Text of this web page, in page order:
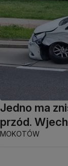
Jedno ma
przód.
MOKOTÓW